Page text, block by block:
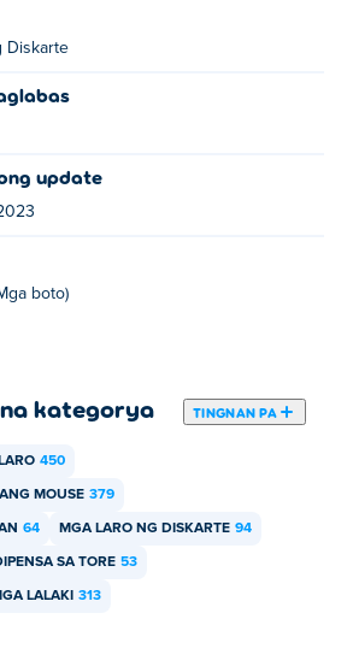
Diskarte
update
boto)
kategorya TINGNAN PA
450
MOUSE 379
64 MGA LARO NG DISKARTE 94
SA TORE 53
LALAKI 313